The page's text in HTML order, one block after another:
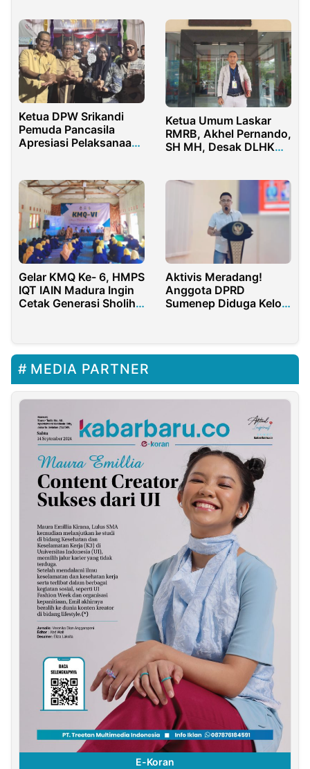
Ketua DPW Srikandi
Pemuda Pancasila
Apresiasi Pelaksanaan
Ketua Umum Laskar
RMRB, Akhel Pernando,
SH MH, Desak DLHK
Gelar KMQ Ke- 6, HMPS
IQT IAIN Madura Ingin
Cetak Generasi Sholih
Aktivis Meradang!
Anggota DPRD
Sumenep Diduga Kelola
MEDIA PARTNER
E-Koran